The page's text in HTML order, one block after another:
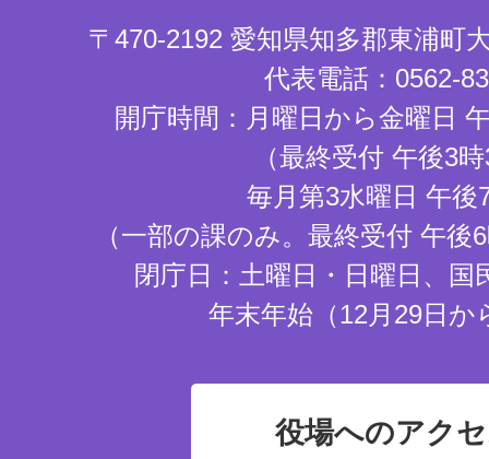
〒470-2192 愛知県知多郡東浦町
代表電話：0562-
開庁時間：月曜日から金曜日
（最終受付 午後3
毎月第3水曜日 午後
（一部の課のみ。最終受付 午
閉庁日：土曜日・日曜日、国
年末年始（12月29日か
役場へのアク